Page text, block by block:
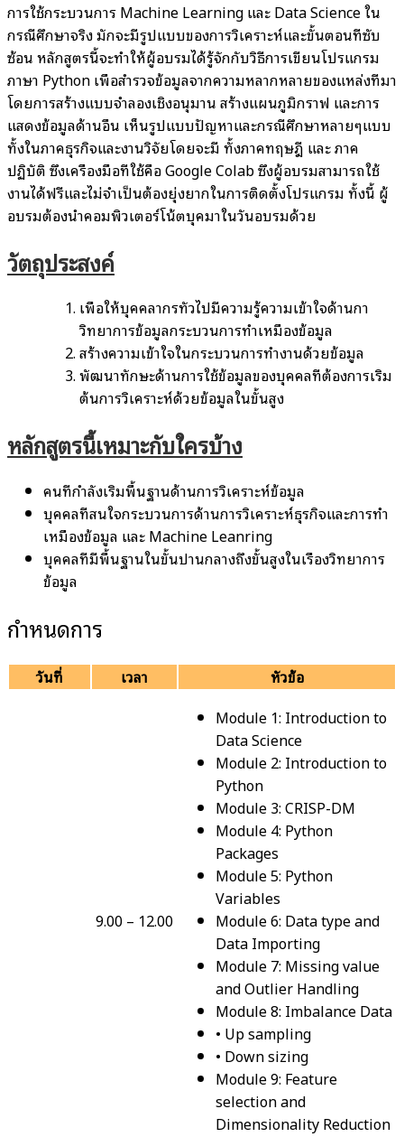
การใช้กระบวนการ Machine Learning และ Data Science ใน
กรณีศึกษาจริง มักจะมีรูปแบบของการวิเคราะห์และขั้นตอนที่ซับ
ซ้อน หลักสูตรนี้จะทำให้ผู้อบรมได้รู้จักกับวิธีการเขียนโปรแกรม
ภาษา Python เพื่อสำรวจข้อมูลจากความหลากหลายของแหล่งที่มา
โดยการสร้างแบบจำลองเชิงอนุมาน สร้างแผนภูมิกราฟ และการ
แสดงข้อมูลด้านอื่น เห็นรูปแบบปัญหาและกรณีศึกษาหลายๆแบบ
ทั้งในภาคธุรกิจและงานวิจัยโดยจะมี ทั้งภาคทฤษฎี และ ภาค
ปฏิบัติ ซึ่งเครื่องมือที่ใช้คือ Google Colab ซึ่งผู้อบรมสามารถใช้
งานได้ฟรีและไม่จำเป็นต้องยุ่งยากในการติดตั้งโปรแกรม ทั้งนี้ ผู้
อบรมต้องนำคอมพิวเตอร์โน้ตบุคมาในวันอบรมด้วย
วัตถุประสงค์
เพื่อให้บุคคลากรทั่วไปมีความรู้ความเข้าใจด้านกา
วิทยาการข้อมูลกระบวนการทำเหมืองข้อมูล
สร้างความเข้าใจในกระบวนการทำงานด้วยข้อมูล
พัฒนาทักษะด้านการใช้ข้อมูลของบุคคลที่ต้องการเริ่ม
ต้นการวิเคราะห์ด้วยข้อมูลในขั้นสูง
หลักสูตรนี้เหมาะกับใครบ้าง
คนที่กำลังเริ่มพื้นฐานด้านการวิเคราะห์ข้อมูล
บุคคลที่สนใจกระบวนการด้านการวิเคราะห์ธุรกิจและการทำ
เหมืองข้อมูล และ Machine Leanring
บุคคลที่มีพื้นฐานในขั้นปานกลางถึงขั้นสูงในเรื่องวิทยาการ
ข้อมูล
กำหนดการ
วันที่ เวลา หัวข้อ
9.00 – 12.00
Module 1: Introduction to
Data Science
Module 2: Introduction to
Python
Module 3: CRISP-DM
Module 4: Python
Packages
Module 5: Python
Variables
Module 6: Data type and
Data Importing
Module 7: Missing value
and Outlier Handling
Module 8: Imbalance Data
• Up sampling
• Down sizing
Module 9: Feature
selection and
Dimensionality Reduction